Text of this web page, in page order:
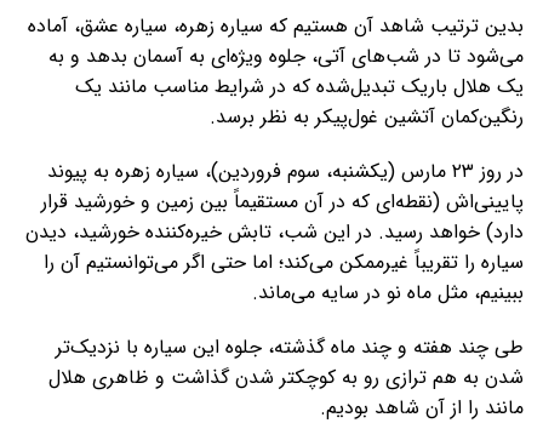
بدین ترتیب شاهد آن هستیم که سیاره زهره، سیاره عشق، آماده
می‌شود تا در شب‌های آتی، جلوه ویژه‌ای به آسمان بدهد و به
یک هلال باریک تبدیل‌شده که در شرایط مناسب مانند یک
رنگین‌کمان آتشین غول‌پیکر به نظر برسد.
در روز ۲۳ مارس (یکشنبه، سوم فروردین)، سیاره زهره به پیوند
پایینی‌اش (نقطه‌ای که در آن مستقیماً بین زمین و خورشید قرار
دارد) خواهد رسید. در این شب، تابش خیره‌کننده خورشید، دیدن
سیاره را تقریباً غیرممکن می‌کند؛ اما حتی اگر می‌توانستیم آن را
ببینیم، مثل ماه نو در سایه می‌ماند.
طی چند هفته و چند ماه گذشته، جلوه این سیاره با نزدیک‌تر
شدن به هم ترازی رو به کوچکتر شدن گذاشت و ظاهری هلال
مانند را از آن شاهد بودیم.